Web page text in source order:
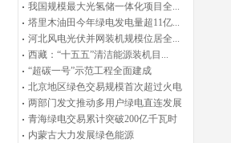
我国规模最大光氢储一体化项目全...
塔里木油田今年绿电发电量超11亿...
河北风电光伏并网装机规模位居全...
西藏：“十五五”清洁能源装机目...
“超碳一号”示范工程全面建成
北京地区绿色交易规模首次超过火电
两部门发文推动多用户绿电直连发展
青海绿电交易累计突破200亿千瓦时
内蒙古大力发展绿色能源